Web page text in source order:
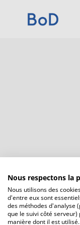
Nous respectons la
Nous utilisons des
d'entre eux sont
des méthodes d'analyse
que le suivi côté
manière dont il est